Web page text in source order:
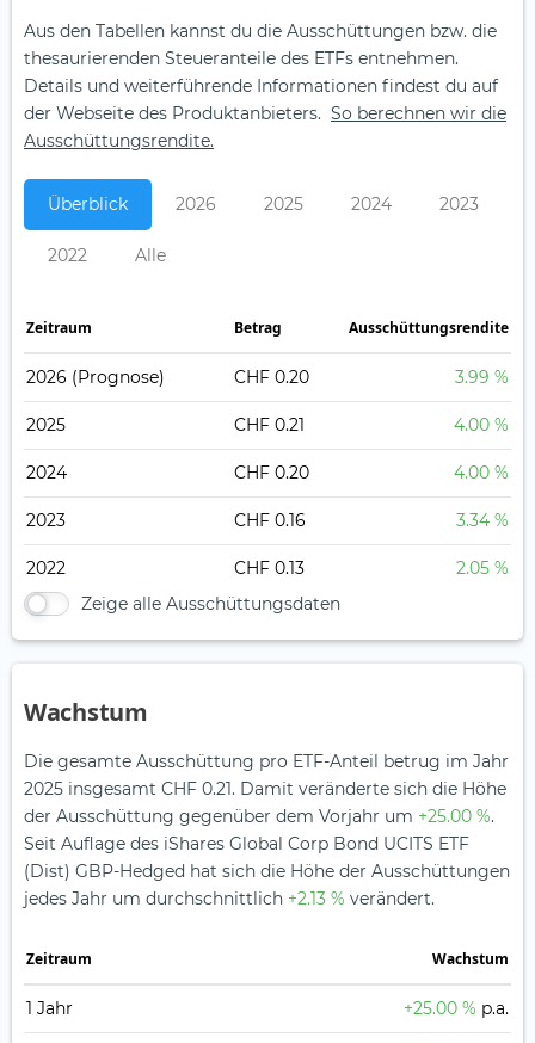
Aus den Tabellen kannst du die Ausschüttungen bzw. die
thesaurierenden Steueranteile des ETFs entnehmen.
Details und weiterführende Informationen findest du auf
der Webseite des Produktanbieters. So berechnen wir die
Ausschüttungsrendite.
Überblick 2026 2025 2024 2023
2022 Alle
Zeitraum Betrag Ausschüttungsrendite
2026 (Prognose) CHF 0.20 3.99 %
2025 CHF 0.21 4.00 %
2024 CHF 0.20 4.00 %
2023 CHF 0.16 3.34 %
2022 CHF 0.13
2.05 %
Zeige alle Ausschüttungsdaten
Wachstum
Die gesamte Ausschüttung pro ETF-Anteil betrug im Jahr
2025 insgesamt CHF 0.21. Damit veränderte sich die Höhe
der Ausschüttung gegenüber dem Vorjahr um +25.00 %.
Seit Auflage des iShares Global Corp Bond UCITS ETF
(Dist) GBP-Hedged hat sich die Höhe der Ausschüttungen
jedes Jahr um durchschnittlich +2.13 % verändert.
Zeitraum Wachstum
1 Jahr +25.00 % p.a.